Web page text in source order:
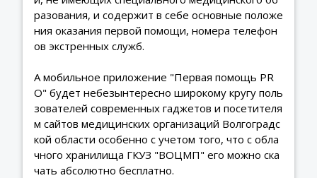
разования, и содержит в себе основные положе
ния оказания первой помощи, номера телефон
ов экстренных служб.
А мобильное приложение "Первая помощь PR
O" будет небезынтересно широкому кругу поль
зователей современных гаджетов и посетителя
м сайтов медицинских организаций Волгоградс
кой области особенно с учетом того, что с обла
чного хранилища ГКУЗ "ВОЦМП" его можно ска
чать абсолютно бесплатно.